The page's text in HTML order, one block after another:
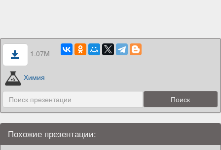
1.07M
Химия
Похожие презентации: